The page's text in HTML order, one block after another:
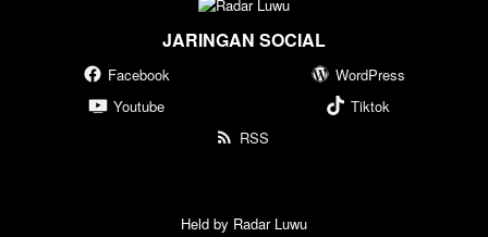
JARINGAN SOCIAL
Facebook
WordPress
Youtube
Tiktok
RSS
Held by Radar Luwu